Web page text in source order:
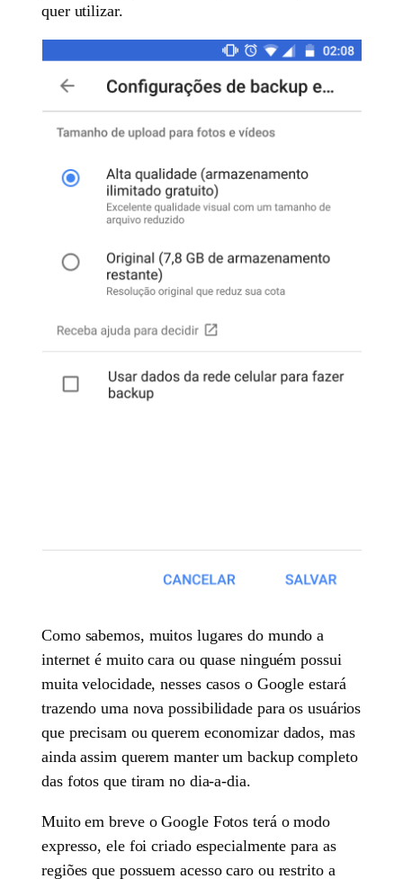
quer utilizar.
Como sabemos, muitos lugares do mundo a
internet é muito cara ou quase ninguém possui
muita velocidade, nesses casos o Google estará
trazendo uma nova possibilidade para os usuários
que precisam ou querem economizar dados, mas
ainda assim querem manter um backup completo
das fotos que tiram no dia-a-dia.
Muito em breve o Google Fotos terá o modo
expresso, ele foi criado especialmente para as
regiões que possuem acesso caro ou restrito a